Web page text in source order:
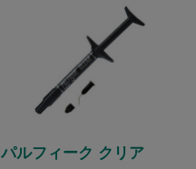
パルフィーク クリア